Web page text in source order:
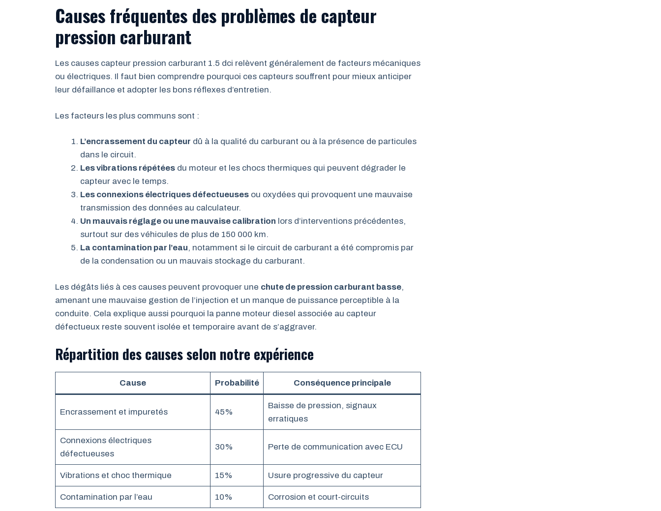
Causes fréquentes des problèmes de capteur
pression carburant
Les causes capteur pression carburant 1.5 dci relèvent généralement de facteurs mécaniques
ou électriques. Il faut bien comprendre pourquoi ces capteurs souffrent pour mieux anticiper
leur défaillance et adopter les bons réflexes d’entretien.
Les facteurs les plus communs sont :
L’encrassement du capteur dû à la qualité du carburant ou à la présence de particules
dans le circuit.
Les vibrations répétées du moteur et les chocs thermiques qui peuvent dégrader le
capteur avec le temps.
Les connexions électriques défectueuses ou oxydées qui provoquent une mauvaise
transmission des données au calculateur.
Un mauvais réglage ou une mauvaise calibration lors d’interventions précédentes,
surtout sur des véhicules de plus de 150 000 km.
La contamination par l’eau, notamment si le circuit de carburant a été compromis par
de la condensation ou un mauvais stockage du carburant.
Les dégâts liés à ces causes peuvent provoquer une chute de pression carburant basse,
amenant une mauvaise gestion de l’injection et un manque de puissance perceptible à la
conduite. Cela explique aussi pourquoi la panne moteur diesel associée au capteur
défectueux reste souvent isolée et temporaire avant de s’aggraver.
Répartition des causes selon notre expérience
Cause Probabilité Conséquence principale
Encrassement et impuretés 45%
Baisse de pression, signaux
erratiques
Connexions électriques
défectueuses
30% Perte de communication avec ECU
Vibrations et choc thermique 15% Usure progressive du capteur
Contamination par l’eau 10% Corrosion et court-circuits